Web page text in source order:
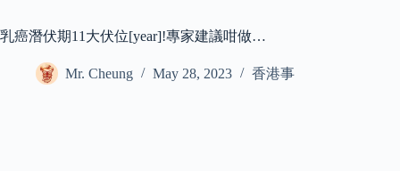
乳癌潛伏期11大伏位[year]!專家建議咁做…
Mr. Cheung May 28, 2023 香港事